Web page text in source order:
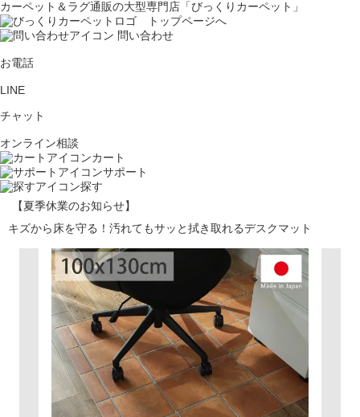
カーペット＆ラグ通販の大型専門店「びっくりカーペット」
問い合わせ
お電話
LINE
チャット
オンライン相談
カート
サポート
探す
【夏季休業のお知らせ】
キズから床を守る！汚れてもサッと拭き取れるデスクマット